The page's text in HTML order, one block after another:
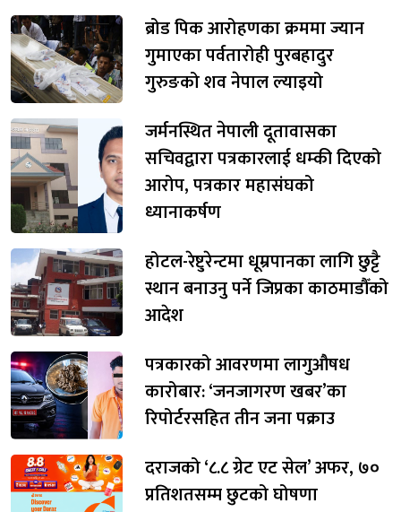
ब्रोड पिक आरोहणका क्रममा ज्यान
गुमाएका पर्वतारोही पुरबहादुर
गुरुङको शव नेपाल ल्याइयो
जर्मनस्थित नेपाली दूतावासका
सचिवद्वारा पत्रकारलाई धम्की दिएको
आरोप, पत्रकार महासंघको
ध्यानाकर्षण
होटल-रेष्टुरेन्टमा धूम्रपानका लागि छुट्टै
स्थान बनाउनु पर्ने जिप्रका काठमाडौँको
आदेश
पत्रकारको आवरणमा लागुऔषध
कारोबार: ‘जनजागरण खबर’का
रिपोर्टरसहित तीन जना पक्राउ
दराजको ‘८.८ ग्रेट एट सेल’ अफर, ७०
प्रतिशतसम्म छुटको घोषणा